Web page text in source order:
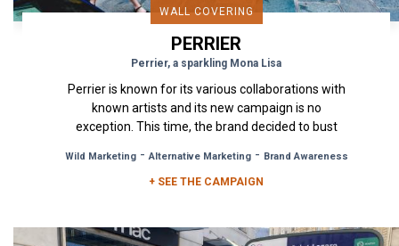
WALL COVERING
PERRIER
Perrier, a sparkling Mona Lisa
Perrier is known for its various collaborations with
known artists and its new campaign is no
exception. This time, the brand decided to bust
Wild Marketing-Alternative Marketing- Brand Awareness
+ SEE THE CAMPAIGN